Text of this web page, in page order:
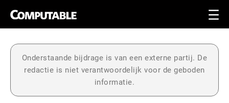
Onderstaande bijdrage is van een externe partij. De
redactie is niet verantwoordelijk voor de geboden
informatie.